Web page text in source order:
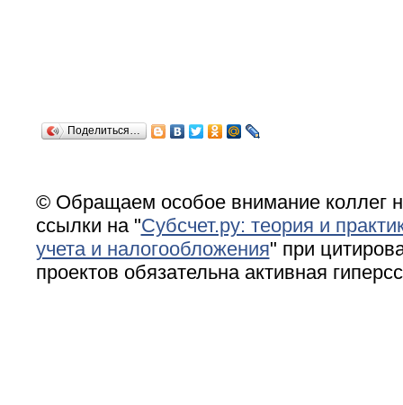
Поделиться…
© Обращаем особое внимание коллег
ссылки на "Субсчет.ру: теория и
учета и налогообложения" при
проектов обязательна активная